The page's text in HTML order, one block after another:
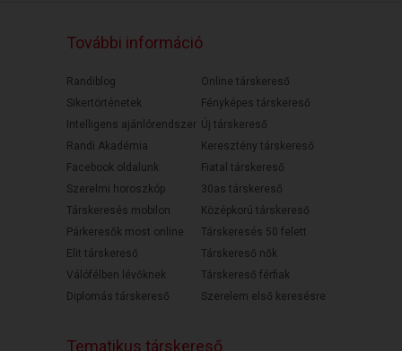
További információ
Randiblog
Sikertörténetek
Intelligens ajánlórendszer
Randi Akadémia
Facebook oldalunk
Szerelmi horoszkóp
Társkeresés mobilon
Párkeresők most online
Elit társkereső
Válófélben lévőknek
Diplomás társkereső
Online társkereső
Fényképes társkereső
Új társkereső
Keresztény társkereső
Fiatal társkereső
30as társkereső
Középkorú társkereső
Társkeresés 50 felett
Társkereső nők
Társkereső férfiak
Szerelem első keresésre
Tematikus társkereső